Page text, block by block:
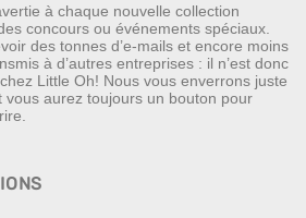
à chaque nouvelle collection
concours ou événements spéciaux.
des tonnes d’e-mails et encore moins
à d’autres entreprises : il n’est donc
Little Oh! Nous vous enverrons juste
vous aurez toujours un bouton pour